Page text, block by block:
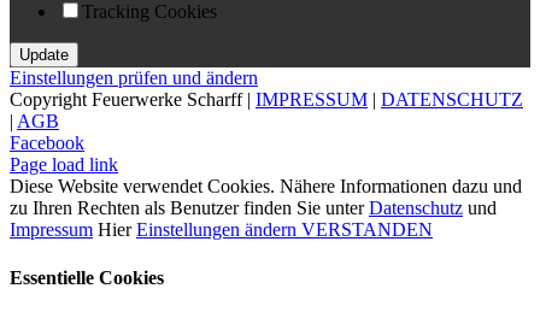
Tracking Cookies
Einstellungen prüfen und ändern
Copyright Feuerwerke Scharff | IMPRESSUM | DATENSCHUTZ
| AGB
Facebook
Page load link
Diese Website verwendet Cookies. Nähere Informationen dazu und
zu Ihren Rechten als Benutzer finden Sie unterDatenschutz und
Impressum HierEinstellungen ändern VERSTANDEN
Essentielle Cookies